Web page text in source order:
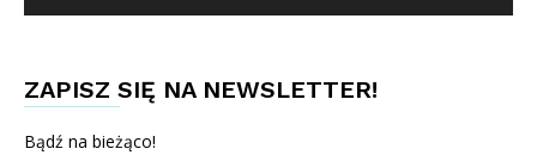
ZAPISZ SIĘ NA NEWSLETTER!
Bądź na bieżąco!